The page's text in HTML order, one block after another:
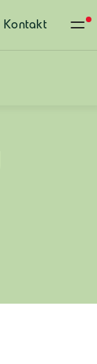
Kontakt